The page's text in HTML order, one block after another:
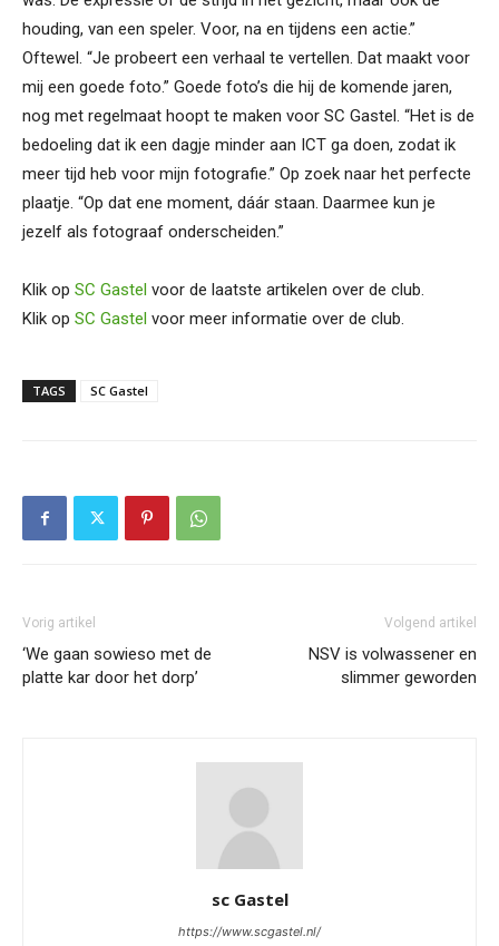
houding, van een speler. Voor, na en tijdens een actie.”
Oftewel. “Je probeert een verhaal te vertellen. Dat maakt voor
mij een goede foto.” Goede foto’s die hij de komende jaren,
nog met regelmaat hoopt te maken voor SC Gastel. “Het is de
bedoeling dat ik een dagje minder aan ICT ga doen, zodat ik
meer tijd heb voor mijn fotografie.” Op zoek naar het perfecte
plaatje. “Op dat ene moment, dáár staan. Daarmee kun je
jezelf als fotograaf onderscheiden.”
Klik op SC Gastel voor de laatste artikelen over de club.
Klik op SC Gastel voor meer informatie over de club.
TAGS SC Gastel
Vorig artikel
‘We gaan sowieso met de
platte kar door het dorp’
Volgend artikel
NSV is volwassener en
slimmer geworden
sc Gastel
https://www.scgastel.nl/